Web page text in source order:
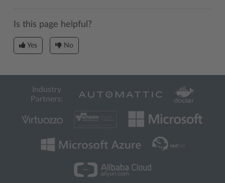
Is this page helpful?
Yes No
Industry
Partners: